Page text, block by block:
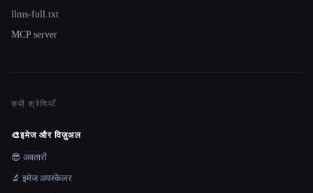
llms-full.txt
MCP server
सभी श्रेणियाँ
🎨इमेज और विज़ुअल
😎 अवतारों
🔬 इमेज अपस्केलर